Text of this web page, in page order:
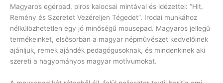
Magyaros egérpad, piros kalocsai mintával és idézettel: “Hit,
Remény és Szeretet Vezéreljen Tégedet”. Irodai munkához
nélkülözhetetlen egy jó minőségű mousepad. Magyaros jellegű
termékeinket, elsősorban a magyar népművészet kedvelőinek
ajánljuk, remek ajándék pedagógusoknak, és mindenkinek aki
szereti a hagyományos magyar motívumokat.